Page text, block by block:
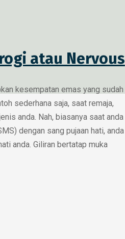
atau Nervous
kesempatan emas yang sudah
sederhana saja, saat remaja,
anda. Nah, biasanya saat anda
dengan sang pujaan hati, anda
anda. Giliran bertatap muka